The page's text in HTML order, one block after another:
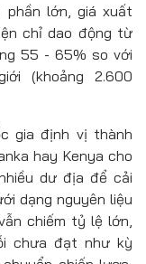
lớn, giá xuất
chỉ dao động từ
55 - 65% so với
(khoảng 2.600
gia định vị thành
hay Kenya cho
dư địa để cải
dạng nguyên liệu
chiếm tỷ lệ lớn,
chưa đạt như kỳ